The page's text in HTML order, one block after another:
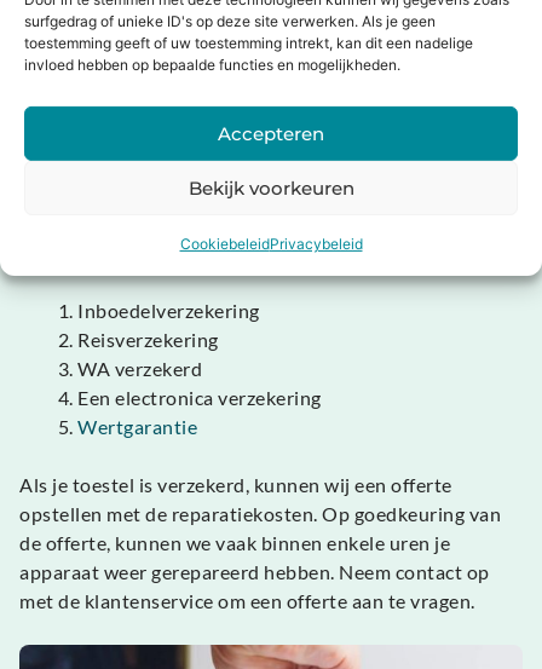
surfgedrag of unieke ID's op deze site verwerken. Als je geen
toestemming geeft of uw toestemming intrekt, kan dit een nadelige
invloed hebben op bepaalde functies en mogelijkheden.
Accepteren
Bekijk voorkeuren
CookiebeleidPrivacybeleid
garantie
No cure no pay
Gratis je Console repareren?
is verzekerd. Veel voorkomende verzekeringen zijn:
Inboedelverzekering
Reisverzekering
WA verzekerd
Een electronica verzekering
Wertgarantie
Als je toestel is verzekerd, kunnen wij een offerte
opstellen met de reparatiekosten. Op goedkeuring van
de offerte, kunnen we vaak binnen enkele uren je
apparaat weer gerepareerd hebben. Neem contact op
met de klantenservice om een offerte aan te vragen.